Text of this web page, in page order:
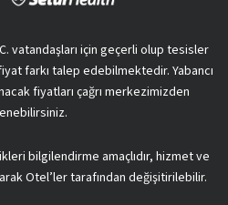
vatandaşları için geçerli olup tesisler
farkı talep edebilmektedir. Yabancı
fiyatları çağrı merkezimizden
bilgilendirme amaçlıdır, hizmet ve
Otel’ler tarafından değişitirilebilir.